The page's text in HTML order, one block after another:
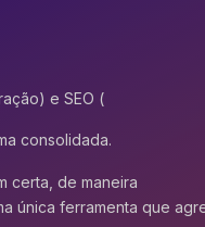
e SEO (
consolidada.
certa, de maneira
única ferramenta que